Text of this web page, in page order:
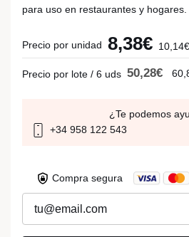
para uso en restaurantes y hogares.
Precio por unidad 8,38€ 10,14€
Precio por lote / 6 uds 50,28€
¿Te podemos
+34 958 122 543
Compra segura